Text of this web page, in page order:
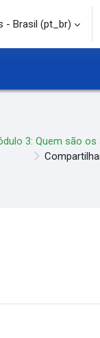
- Brasil ‎(pt_br)‎
3: Quem são